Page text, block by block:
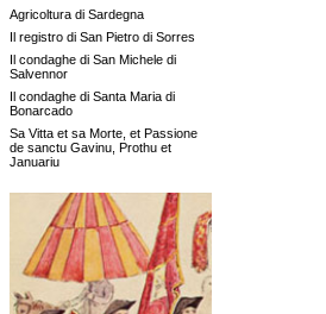
Agricoltura di Sardegna
Il registro di San Pietro di Sorres
Il condaghe di San Michele di
Salvennor
Il condaghe di Santa Maria di
Bonarcado
Sa Vitta et sa Morte, et Passione
de sanctu Gavinu, Prothu et
Januariu